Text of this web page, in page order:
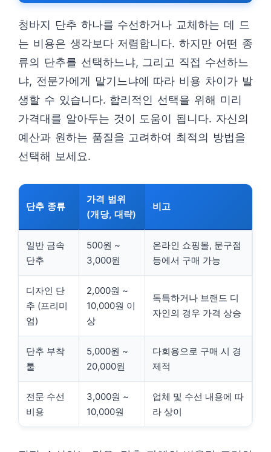
청바지 단추 하나를 수선하거나 교체하는 데 드
는 비용은 생각보다 저렴합니다. 하지만 어떤 종
류의 단추를 선택하느냐, 그리고 직접 수선하느
냐, 전문가에게 맡기느냐에 따라 비용 차이가 발
생할 수 있습니다. 합리적인 선택을 위해 미리
가격대를 알아두는 것이 도움이 됩니다. 자신의
예산과 원하는 품질을 고려하여 최적의 방법을
선택해 보세요.
단추 종류
가격 범위
(개당, 대략)
비고
일반 금속
단추
500원 ~
3,000원
온라인 쇼핑몰, 문구점
등에서 구매 가능
디자인 단
추 (프리미
엄)
2,000원 ~
10,000원 이
상
독특하거나 브랜드 디
자인의 경우 가격 상승
단추 부착
툴
5,000원 ~
20,000원
다회용으로 구매 시 경
제적
전문 수선
비용
3,000원 ~
10,000원
업체 및 수선 내용에 따
라 상이